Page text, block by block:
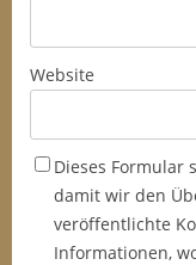
Website
Dieses Formular
damit wir den
veröffentlichte
Informationen,